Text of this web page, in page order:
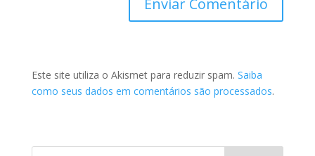
Este site utiliza o Akismet para reduzir spam. Saiba
como seus dados em comentários são processados.